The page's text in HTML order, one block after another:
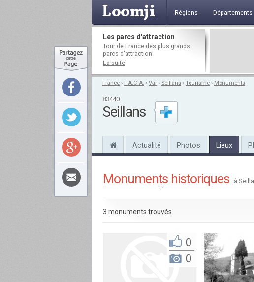
Régions Départements
Les parcs d'attraction
Tour de France des plus grands
parcs d'attraction
La suite
France › P.A.C.A. › Var › Seillans › Tourisme › Monuments
83440
Seillans
Actualité Photos Lieux
Monuments historiques à
3 monuments trouvés
0
0